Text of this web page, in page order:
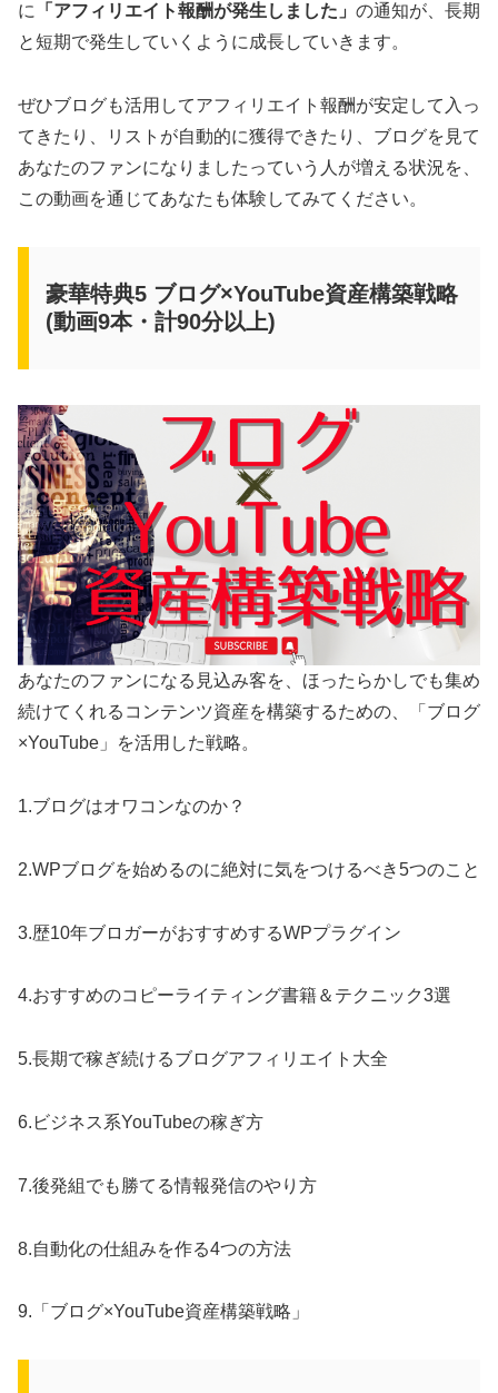
に
「アフィリエイト報酬が発生しました」 の通知が、長期
と短期で発生していくように成長していきます。
ぜひブログも活用してアフィリエイト報酬が安定して入っ
てきたり、リストが自動的に獲得できたり、ブログを見て
あなたのファンになりましたっていう人が増える状況を、
この動画を通じてあなたも体験してみてください。
豪華特典5 ブログ×YouTube資産構築戦略
(動画9本・計90分以上)
あなたのファンになる見込み客を、ほったらかしでも集め
続けてくれるコンテンツ資産を構築するための、「ブログ
×YouTube」を活用した戦略。
1.ブログはオワコンなのか？
2.WPブログを始めるのに絶対に気をつけるべき5つのこと
3.歴10年ブロガーがおすすめするWPプラグイン
4.おすすめのコピーライティング書籍＆テクニック3選
5.長期で稼ぎ続けるブログアフィリエイト大全
6.ビジネス系YouTubeの稼ぎ方
7.後発組でも勝てる情報発信のやり方
8.自動化の仕組みを作る4つの方法
9.「ブログ×YouTube資産構築戦略」